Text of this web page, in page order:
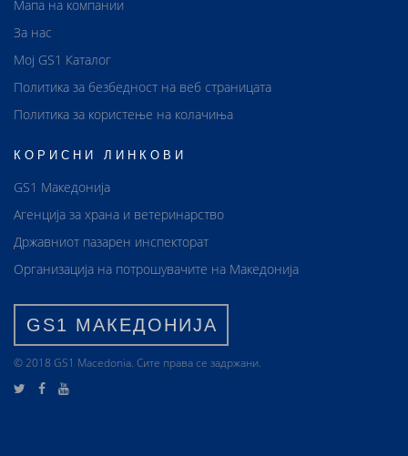
Мапа на компании
За нас
Мој GS1 Каталог
Политика за безбедност на веб страницата
Политика за користење на колачиња
КОРИСНИ ЛИНКОВИ
GS1 Македонија
Агенција за храна и ветеринарство
Државниот пазарен инспекторат
Организација на потрошувачите на Македонија
GS1 МАКЕДОНИЈА
© 2018 GS1 Маcedonia. Сите права се задржани.